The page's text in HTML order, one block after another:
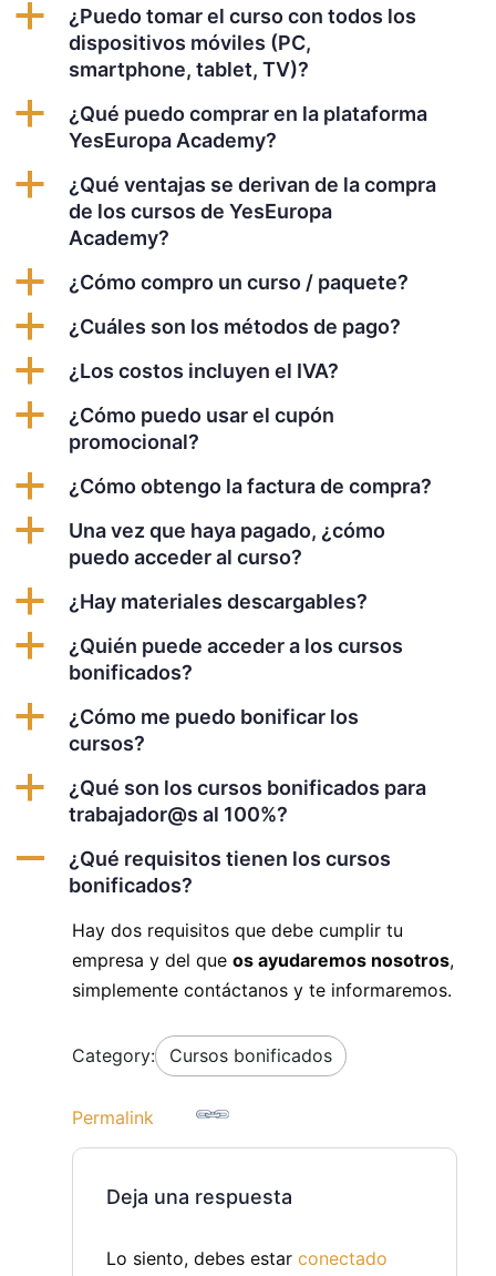
a
¿Puedo tomar el curso con todos los
dispositivos móviles (PC,
smartphone, tablet, TV)?
a
¿Qué puedo comprar en la plataforma
YesEuropa Academy?
a
¿Qué ventajas se derivan de la compra
de los cursos de YesEuropa
Academy?
a ¿Cómo compro un curso / paquete?
a ¿Cuáles son los métodos de pago?
a ¿Los costos incluyen el IVA?
a
¿Cómo puedo usar el cupón
promocional?
a ¿Cómo obtengo la factura de compra?
a
Una vez que haya pagado, ¿cómo
puedo acceder al curso?
a ¿Hay materiales descargables?
a
¿Quién puede acceder a los cursos
bonificados?
a
¿Cómo me puedo bonificar los
cursos?
a
¿Qué son los cursos bonificados para
trabajador@s al 100%?
A
¿Qué requisitos tienen los cursos
bonificados?
Hay dos requisitos que debe cumplir tu
empresa y del que os ayudaremos nosotros,
simplemente contáctanos y te informaremos.
Category: Cursos bonificados
Permalink
Deja una respuesta
Lo siento, debes estar conectado